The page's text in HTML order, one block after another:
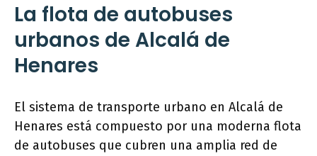
La flota de autobuses
urbanos de Alcalá de
Henares
El sistema de transporte urbano en Alcalá de
Henares está compuesto por una moderna flota
de autobuses que cubren una amplia red de